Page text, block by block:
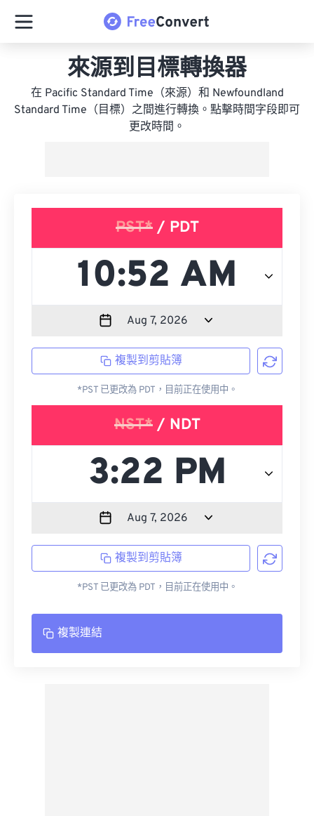
來源到目標轉換器
在 Pacific Standard Time（來源）和 Newfoundland
Standard Time（目標）之間進行轉換。點擊時間字段即可
更改時間。
PST*/ PDT
複製到剪貼簿
*PST 已更改為 PDT，目前正在使用中。
NST*/ NDT
複製到剪貼簿
*PST 已更改為 PDT，目前正在使用中。
複製連結